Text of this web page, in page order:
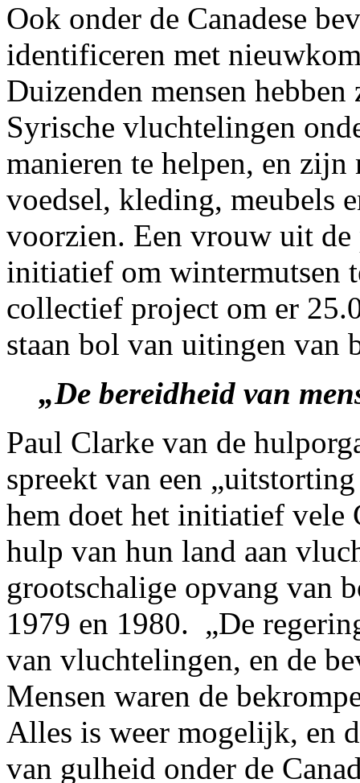
Ook onder de Canadese
identificeren met
Duizenden mensen
Syrische vluchtelingen
manieren te helpen, en zijn
voedsel, kleding, meubels
voorzien. Een vrouw uit de
initiatief om wintermutsen
collectief project om er
staan bol van uitingen van
„De bereidheid van
Paul Clarke van de
spreekt van een
hem doet het initiatief vele
hulp van hun land aan
grootschalige opvang van
1979 en 1980. „De
van vluchtelingen, en de
Mensen waren de
Alles is weer mogelijk, en
van gulheid onder de